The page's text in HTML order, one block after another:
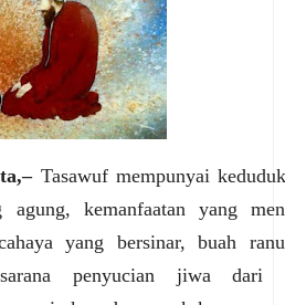
Tasawuf mempunyai
agung, kemanfaatan yang
yang bersinar, buah
penyucian jiwa dari